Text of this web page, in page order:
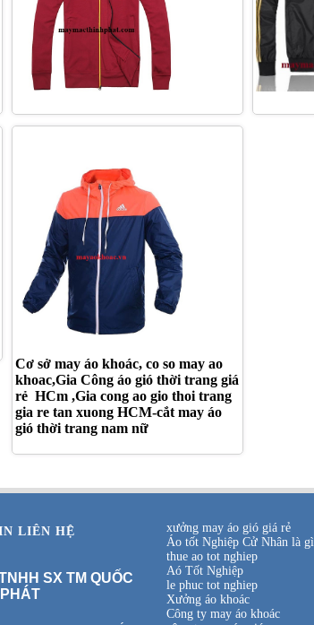
RẺ HCM
Cơ sở may áo khoác, co so may ao
khoac,Gia Công áo gió thời trang giá
rẻ HCm ,Gia cong ao gio thoi trang
gia re tan xuong HCM-cắt may áo
gió thời trang nam nữ
LIÊN HỆ
SX TM QUỐC
xưởng may áo gió giá rẻ
Áo tốt Nghiệp Cử Nhân là gì
thue ao tot nghiep
Aó Tốt Nghiệp
le phuc tot nghiep
Xưởng áo khoác
Công ty may áo khoác